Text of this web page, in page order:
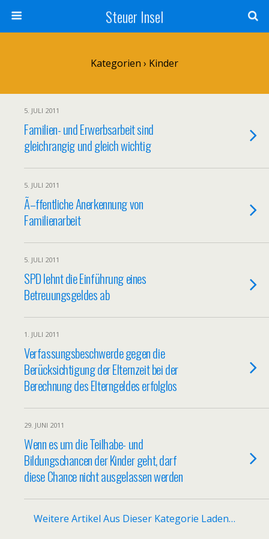
Steuer Insel
Kategorien › Kinder
5. JULI 2011
Familien- und Erwerbsarbeit sind
gleichrangig und gleich wichtig
5. JULI 2011
Ã–ffentliche Anerkennung von
Familienarbeit
5. JULI 2011
SPD lehnt die Einführung eines
Betreuungsgeldes ab
1. JULI 2011
Verfassungsbeschwerde gegen die
Berücksichtigung der Elternzeit bei der
Berechnung des Elterngeldes erfolglos
29. JUNI 2011
Wenn es um die Teilhabe- und
Bildungschancen der Kinder geht, darf
diese Chance nicht ausgelassen werden
Weitere Artikel Aus Dieser Kategorie Laden…